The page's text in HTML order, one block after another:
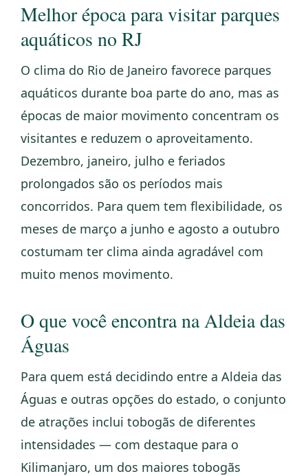
Melhor época para visitar parques
aquáticos no RJ
O clima do Rio de Janeiro favorece parques
aquáticos durante boa parte do ano, mas as
épocas de maior movimento concentram os
visitantes e reduzem o aproveitamento.
Dezembro, janeiro, julho e feriados
prolongados são os períodos mais
concorridos. Para quem tem flexibilidade, os
meses de março a junho e agosto a outubro
costumam ter clima ainda agradável com
muito menos movimento.
O que você encontra na Aldeia das
Águas
Para quem está decidindo entre a Aldeia das
Águas e outras opções do estado, o conjunto
de atrações inclui tobogãs de diferentes
intensidades — com destaque para o
Kilimanjaro, um dos maiores tobogãs